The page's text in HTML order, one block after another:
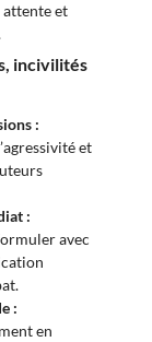
attente et
incivilités
:
et
:
avec
:
en